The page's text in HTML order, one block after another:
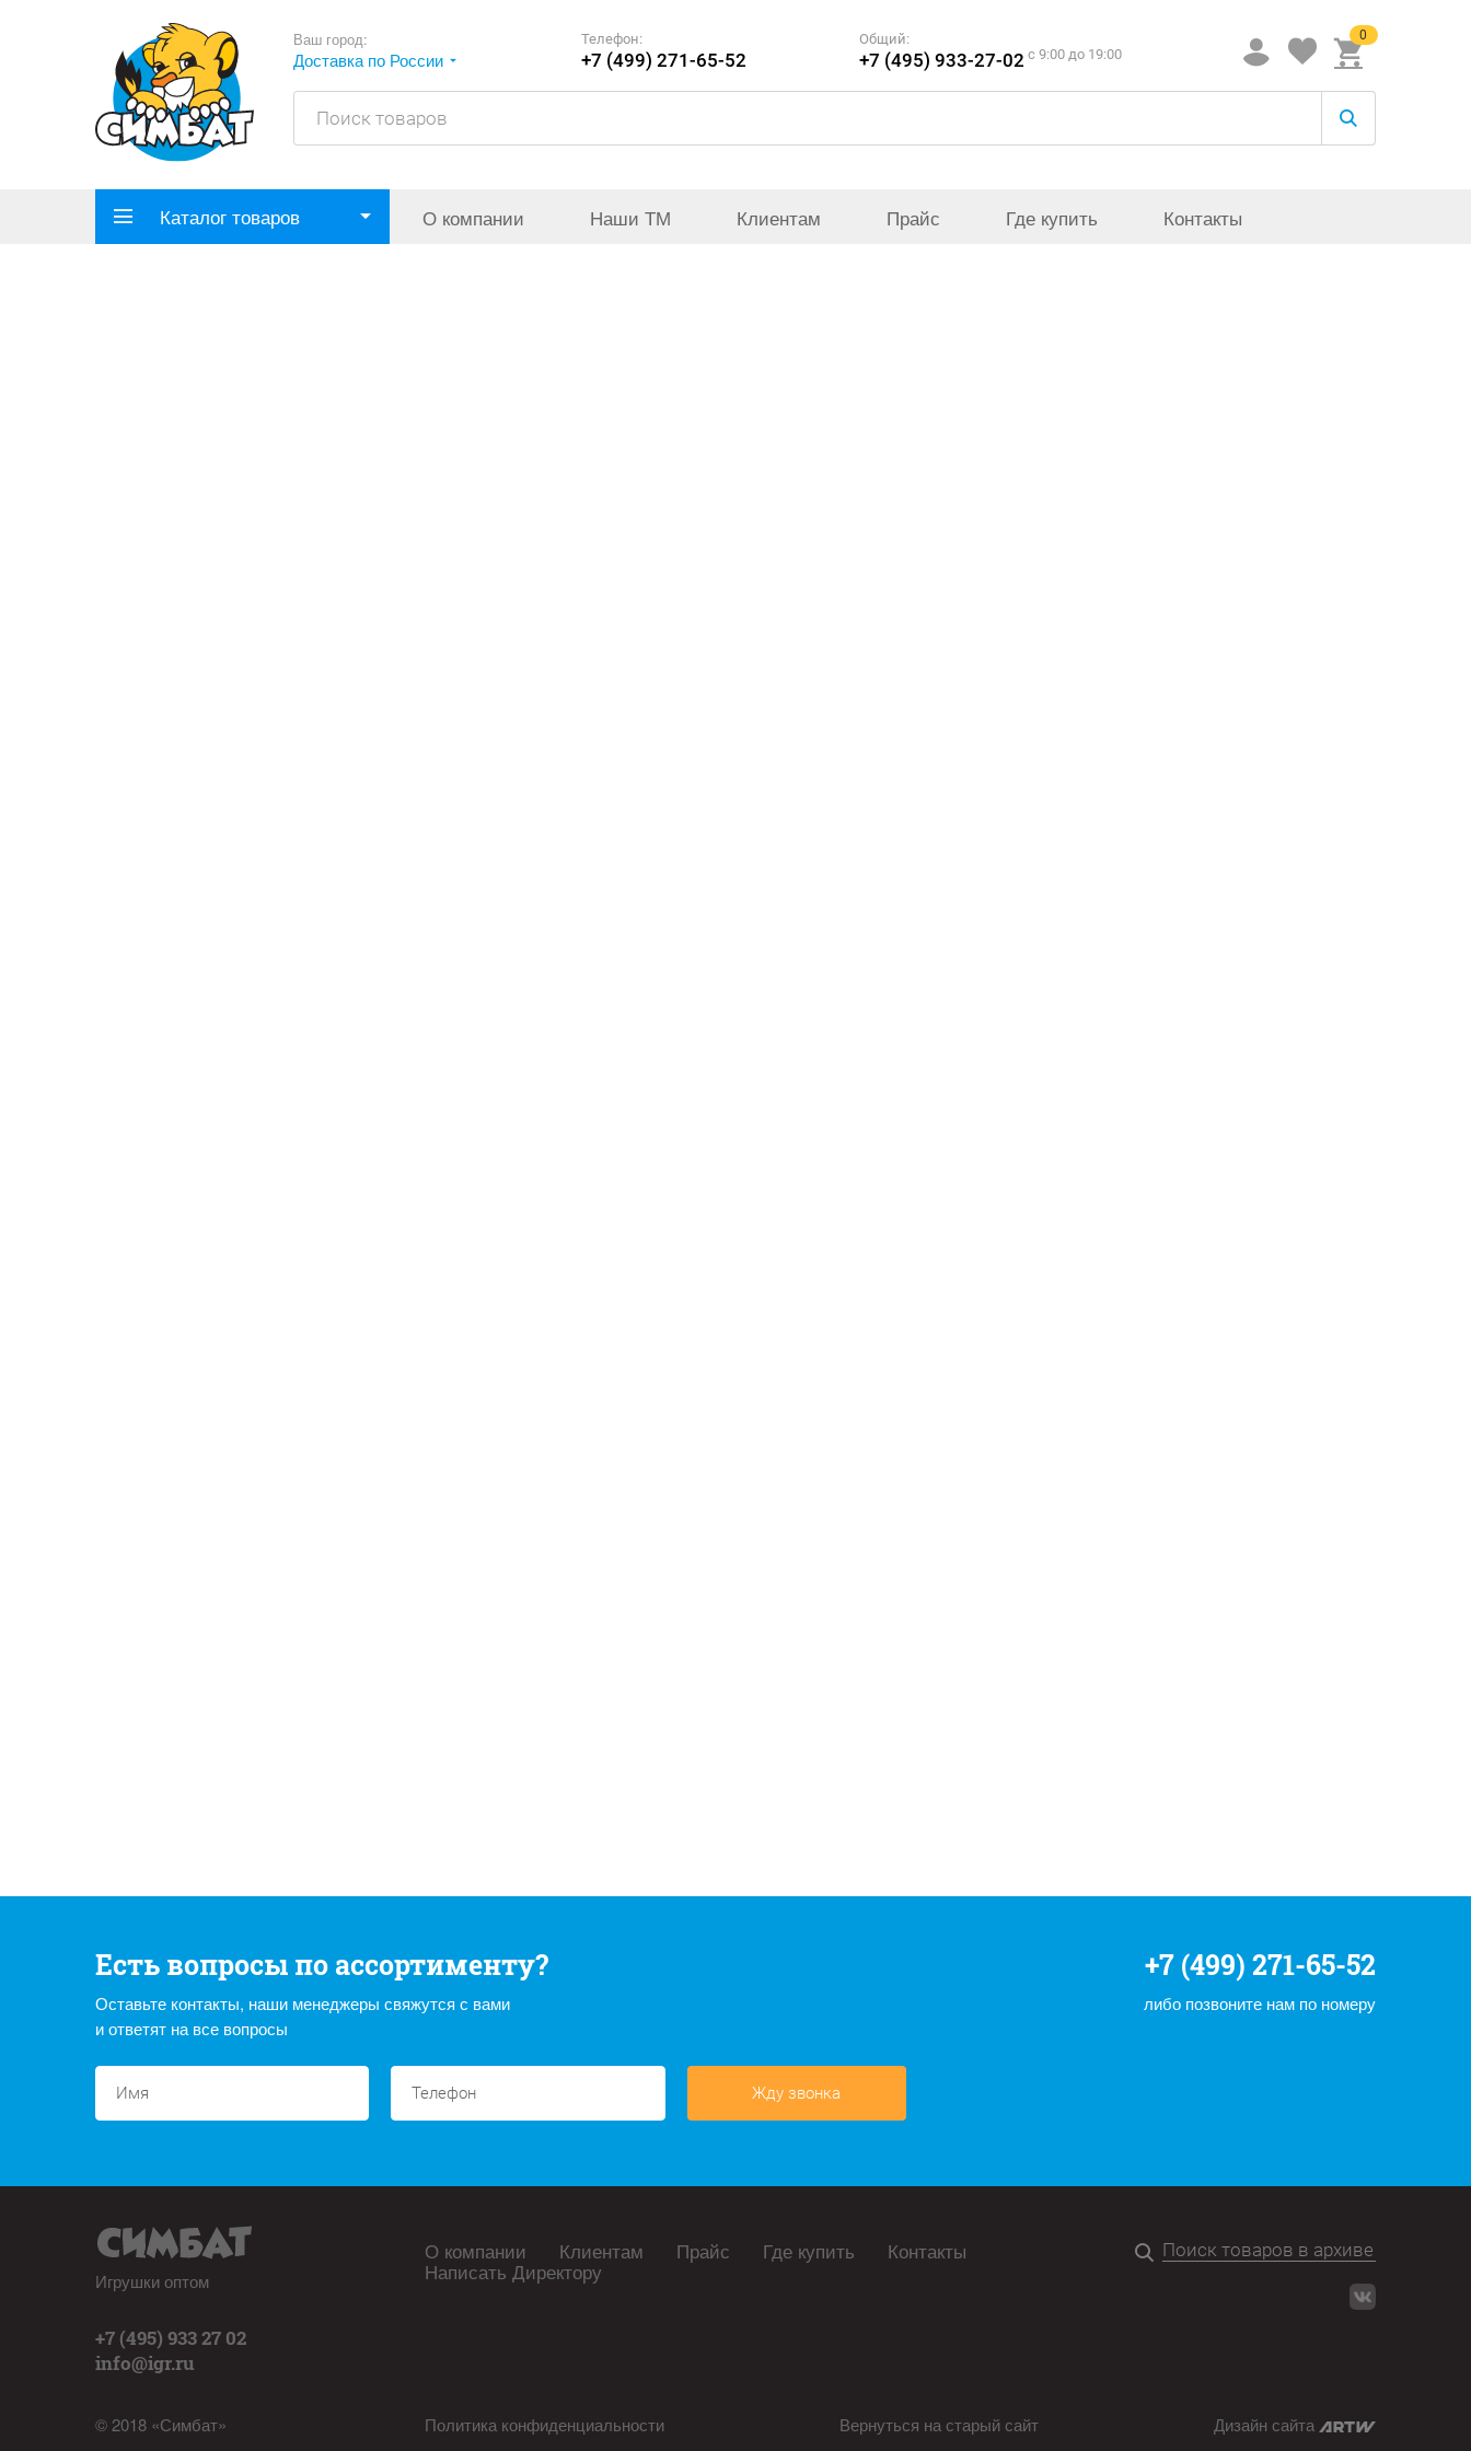
Ваш город:
Доставка по России
Телефон:
+7 (499) 271-65-52
Общий:
+7 (495) 933-27-02 c 9:00 до 19:00
0
Каталог товаров О компании Наши ТМ Клиентам Прайс Где купить Контакты
Есть вопросы по ассортименту?
Оставьте контакты, наши менеджеры свяжутся с вами
и ответят на все вопросы
+7 (499) 271-65-52
либо позвоните нам по номеру
Жду звонка
Игрушки оптом
+7 (495) 933 27 02
info@igr.ru
© 2018 «Симбат»
О компании Клиентам Прайс Где купить Контакты
Написать Директору
Политика конфиденциальности Вернуться на старый сайт Дизайн сайта